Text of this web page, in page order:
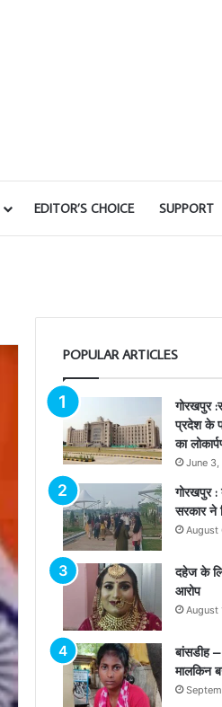
EDITOR’S CHOICE SUPPORT
POPULAR ARTICLES
गोरखपुर
प्रदेश के
का
June
गोरखपुर :
सरकार ने
August
दहेज के
आरोप
August
बांसडीह
मालकिन